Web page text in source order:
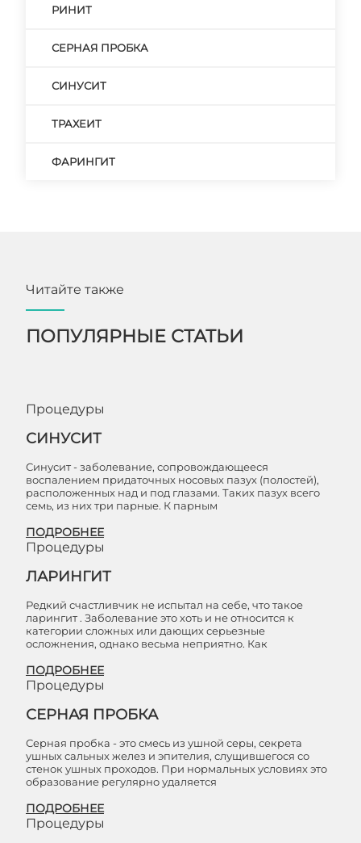
РИНИТ
СЕРНАЯ ПРОБКА
СИНУСИТ
ТРАХЕИТ
ФАРИНГИТ
Читайте также
ПОПУЛЯРНЫЕ СТАТЬИ
Процедуры
СИНУСИТ
Синусит - заболевание, сопровождающееся
воспалением придаточных носовых пазух (полостей),
расположенных над и под глазами. Таких пазух всего
семь, из них три парные. К парным
ПОДРОБНЕЕ
Процедуры
ЛАРИНГИТ
Редкий счастливчик не испытал на себе, что такое
ларингит . Заболевание это хоть и не относится к
категории сложных или дающих серьезные
осложнения, однако весьма неприятно. Как
ПОДРОБНЕЕ
Процедуры
СЕРНАЯ ПРОБКА
Серная пробка - это смесь из ушной серы, секрета
ушных сальных желез и эпителия, слущившегося со
стенок ушных проходов. При нормальных условиях это
образование регулярно удаляется
ПОДРОБНЕЕ
Процедуры